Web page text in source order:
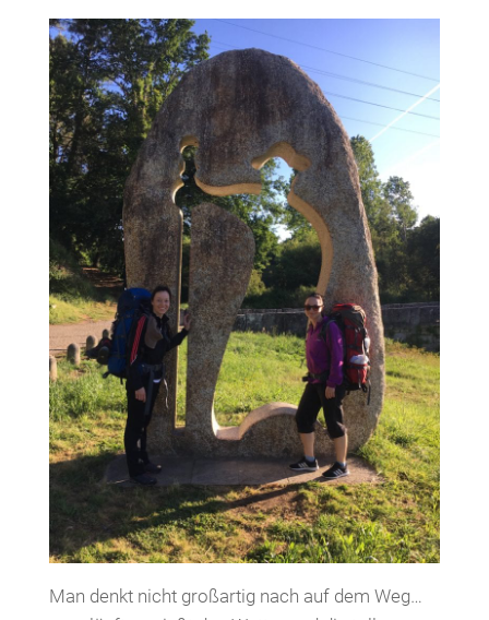
Man denkt nicht großartig nach auf dem Weg…